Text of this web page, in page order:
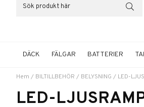
DÄCK FÄLGAR BATTERIER
Hem / BILTILLBEHÖR / BELYSNING / LED-
LED-